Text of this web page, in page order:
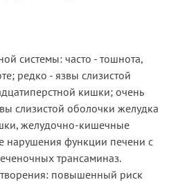
системы: часто - тошнота,
редко - язвы слизистой
кишки; очень
слизистой оболочки желудка
желудочно-кишечные
нарушения функции печени с
трансаминаз.
повышенный риск